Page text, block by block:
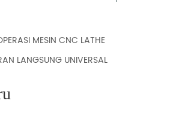
MESIN CNC LATHE
LANGSUNG UNIVERSAL